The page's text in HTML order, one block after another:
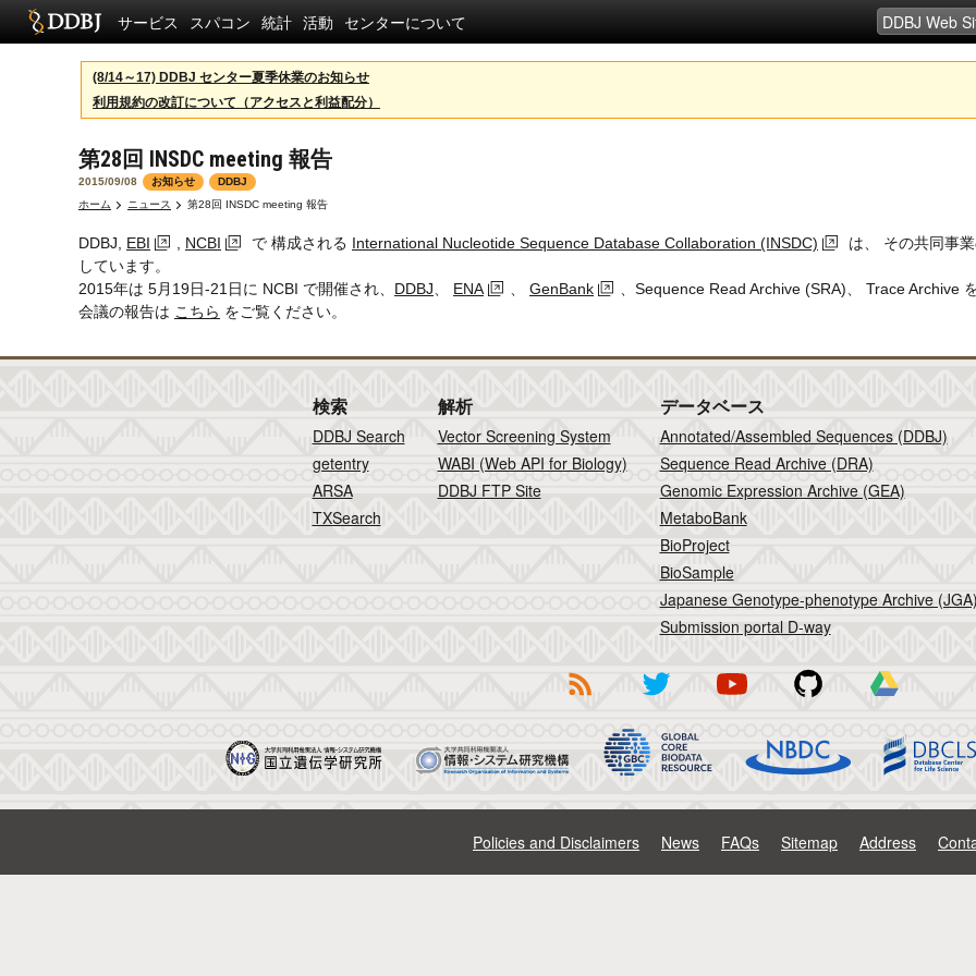
サービス スパコン 統計 活動 センターについて
(8/14～17) DDBJ センター夏季休業のお知らせ
利用規約の改訂について（アクセスと利益配分）
第28回 INSDC meeting 報告
2015/09/08 お知らせ
DDBJ
ホーム
ニュース 第28回 INSDC meeting 報告
DDBJ, EBI NCBI で 構成される International Nucleotide Sequence Database Collaboration (INSDC)
は、 その共同事
しています。
2015年は 5月19日-21日に NCBI で開催され、 DDBJ ENA GenBank
、Sequence Read Archive (SRA)、 Trace Archive
会議の報告は こちら をご覧ください。
検索
DDBJ Search
getentry
ARSA
TXSearch
解析
Vector Screening System
WABI (Web API for Biology)
DDBJ FTP Site
データベース
Annotated/Assembled Sequences (DDBJ)
Sequence Read Archive (DRA)
Genomic Expression Archive (GEA)
MetaboBank
BioProject
BioSample
Japanese Genotype-phenotype Archive
Submission portal D-way
Policies and Disclaimers News FAQs Sitemap Address